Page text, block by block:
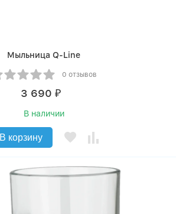
Мыльница Q-Line
0 отзывов
3 690 ₽
В наличии
В корзину